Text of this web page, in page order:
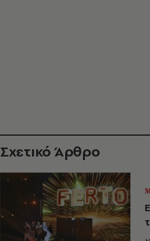
Σχετικό Άρθρο